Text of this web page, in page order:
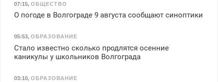
07:15, ОБЩЕСТВО
О погоде в Волгограде 9 августа сообщают синоптики
05:53, ОБРАЗОВАНИЕ
Стало известно сколько продлятся осенние
каникулы у школьников Волгограда
03:10, ОБРАЗОВАНИЕ